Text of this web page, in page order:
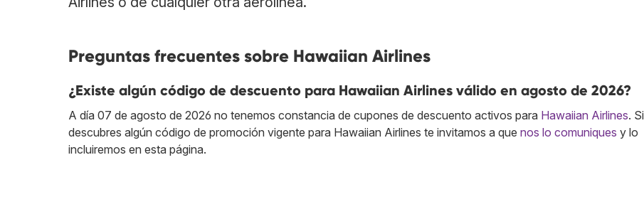
Preguntas frecuentes sobre Hawaiian Airlines
¿Existe algún código de descuento para Hawaiian Airlines válido en agosto de 2026?
A día 07 de agosto de 2026 no tenemos constancia de cupones de descuento activos para Hawaiian Airlines. Si
descubres algún código de promoción vigente para Hawaiian Airlines te invitamos a que nos lo comuniques y lo
incluiremos en esta página.